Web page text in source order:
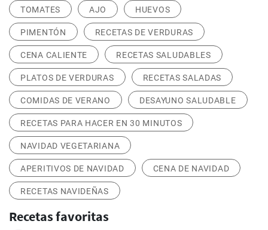
TOMATES AJO HUEVOS
PIMENTÓN RECETAS DE VERDURAS
CENA CALIENTE RECETAS SALUDABLES
PLATOS DE VERDURAS RECETAS SALADAS
COMIDAS DE VERANO DESAYUNO SALUDABLE
RECETAS PARA HACER EN 30 MINUTOS
NAVIDAD VEGETARIANA
APERITIVOS DE NAVIDAD CENA DE NAVIDAD
RECETAS NAVIDEÑAS
Recetas favoritas